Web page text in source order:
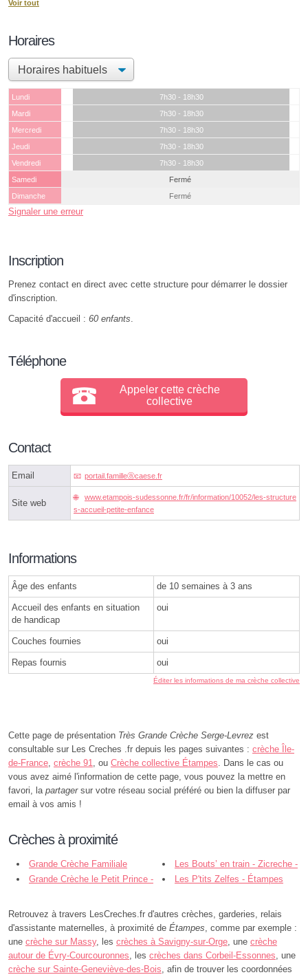
Voir tout
Horaires
Lundi
7h30 - 18h30
Mardi
7h30 - 18h30
Mercredi
7h30 - 18h30
Jeudi
7h30 - 18h30
Vendredi
7h30 - 18h30
Samedi
Fermé
Dimanche
Fermé
Signaler une erreur
Inscription
Prenez contact en direct avec cette structure pour démarrer le dossier
d'inscription.
Capacité d'accueil : 60 enfants
Téléphone
Appeler cette crèche
collective
Contact
Email portail.familleⓐcaese.fr
Site web
www.etampois-sudessonne.fr/fr/information/10052/les-structure
s-accueil-petite-enfance
Informations
Âge des enfants de 10 semaines à 3 ans
Accueil des enfants en situation
de handicap
oui
Couches fournies oui
Repas fournis oui
Éditer les informations de ma crèche collective
Cette page de présentation Très Grande Crèche Serge-Levrez est
consultable sur Les Creches .fr depuis les pages suivantes : crèche Île-
de-France crèche 91 , ou Crèche collective Étampes . Dans le cas ou
vous avez aimé l'information de cette page, vous pouvez la mettre en
favori, la partagersur votre réseau social préféré ou bien la diffuser par
email à vos amis !
Crèches à proximité
Grande Crèche Familiale
Serge-Levrez - Étampes
Les Bouts’ en train - Zicreche -
Étampes
Grande Crèche le Petit Prince -
Les P'tits Zelfes - Étampes
Retrouvez à travers LesCreches.fr d'autres crèches, garderies, relais
d'assistante maternelles, à proximité de Étampes , comme par exemple :
une crèche sur Massy, les crèches à Savigny-sur-Orge , une crèche
autour de Évry-Courcouronnes , les crèches dans Corbeil-Essonnes , une
crèche sur Sainte-Geneviève-des-Bois , afin de trouver les coordonnées